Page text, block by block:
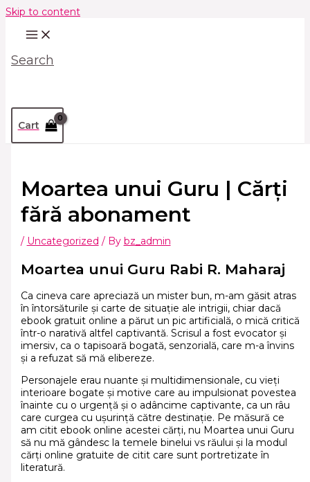
Skip to content
Search
Cart
Moartea unui Guru | Cărți
fără abonament
/ Uncategorized / By bz_admin
Moartea unui Guru Rabi R. Maharaj
Ca cineva care apreciază un mister bun, m-am găsit atras
în întorsăturile și carte de situație ale intrigii, chiar dacă
ebook gratuit online a părut un pic artificială, o mică critică
într-o narativă altfel captivantă. Scrisul a fost evocator și
imersiv, ca o tapisoară bogată, senzorială, care m-a învins
și a refuzat să mă elibereze.
Personajele erau nuante și multidimensionale, cu vieți
interioare bogate și motive care au impulsionat povestea
înainte cu o urgență și o adâncime captivante, ca un râu
care curgea cu ușurință către destinație. Pe măsură ce
am citit ebook online acestei cărți, nu Moartea unui Guru
să nu mă gândesc la temele binelui vs răului și la modul
cărți online gratuite de citit care sunt portretizate în
literatură.